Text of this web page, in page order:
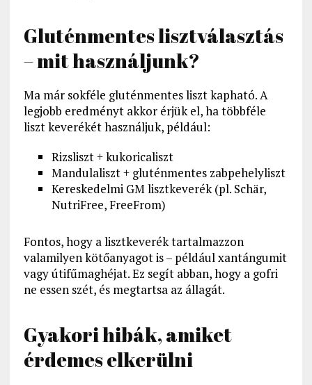
Gluténmentes lisztválasztás
– mit használjunk?
Ma már sokféle gluténmentes liszt kapható. A
legjobb eredményt akkor érjük el, ha többféle
liszt keverékét használjuk, például:
Rizsliszt + kukoricaliszt
Mandulaliszt + gluténmentes zabpehelyliszt
Kereskedelmi GM lisztkeverék (pl. Schär,
NutriFree, FreeFrom)
Fontos, hogy a lisztkeverék tartalmazzon
valamilyen kötőanyagot is – például xantángumit
vagy útifűmaghéjat. Ez segít abban, hogy a gofri
ne essen szét, és megtartsa az állagát.
Gyakori hibák, amiket
érdemes elkerülni